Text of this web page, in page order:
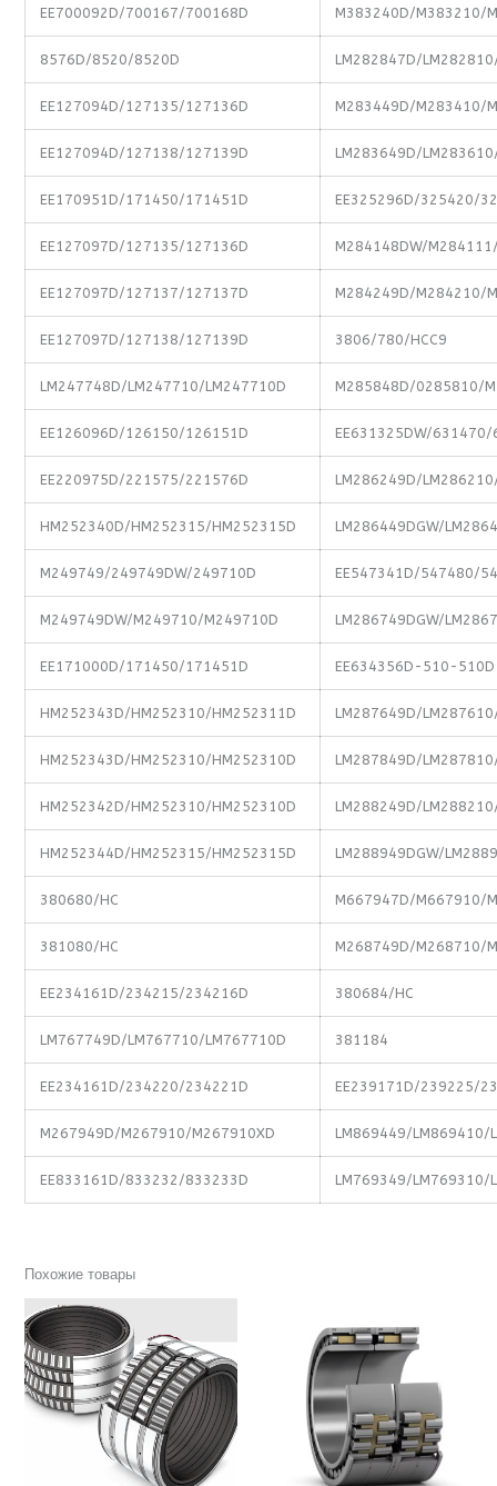
EE700092D/700167/700168D M383240D/M383210/
8576D/8520/8520D LM282847D/
EE127094D/127135/127136D M283449D/M283410/
EE127094D/127138/127139D LM283649D/
EE170951D/171450/171451D EE325296D/325420/
EE127097D/127135/127136D M284148DW/
EE127097D/127137/127137D M284249D/M284210/
EE127097D/127138/127139D 3806/780/HCC9
LM247748D/LM247710/LM247710D M285848D/0285810/
EE126096D/126150/126151D EE631325DW/631470/
EE220975D/221575/221576D LM286249D/
HM252340D/HM252315/HM252315D LM286449DGW/
M249749/249749DW/249710D EE547341D/547480/
M249749DW/M249710/M249710D LM286749DGW/
EE171000D/171450/171451D EE634356D-510-510D
HM252343D/HM252310/HM252311D LM287649D/
HM252343D/HM252310/HM252310D LM287849D/
HM252342D/HM252310/HM252310D LM288249D/
HM252344D/HM252315/HM252315D LM288949DGW/
380680/HC M667947D/M667910/
381080/HC M268749D/M268710/
EE234161D/234215/234216D 380684/HC
LM767749D/LM767710/LM767710D 381184
EE234161D/234220/234221D EE239171D/239225/
M267949D/M267910/M267910XD LM869449/LM869410/
EE833161D/833232/833233D LM769349/LM769310/
Похожие товары